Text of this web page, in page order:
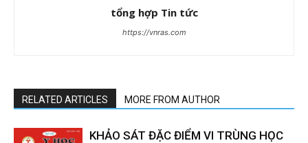
tổng hợp Tin tức
https://vnras.com
RELATED ARTICLES MORE FROM AUTHOR
KHẢO SÁT ĐẶC ĐIỂM VI TRÙNG HỌC